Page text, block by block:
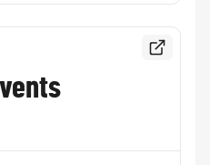
Bekijk